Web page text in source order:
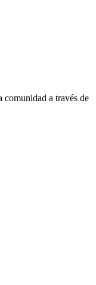
comunidad a través de